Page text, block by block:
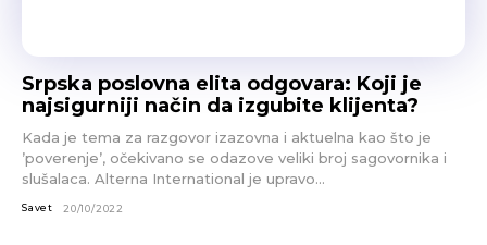
Srpska poslovna elita odgovara: Koji je
najsigurniji način da izgubite klijenta?
Kada je tema za razgovor izazovna i aktuelna kao što je
’poverenje’, očekivano se odazove veliki broj sagovornika i
slušalaca. Alterna International je upravo...
Savet 20/10/2022